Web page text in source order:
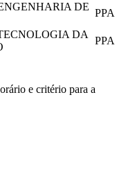
DE
PPA
DA
PPA
e critério para a